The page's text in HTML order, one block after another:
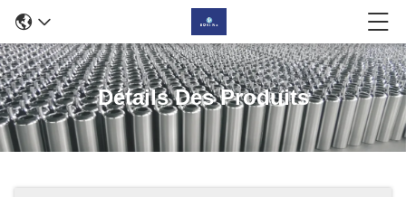
Détails Des Produits